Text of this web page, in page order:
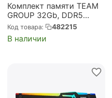
Комплект памяти TEAM
GROUP 32Gb, DDR5
DIMM, 6400MHz, T-Force
Xtreem Black 2 модуля,
51200 Мб/с, CL32, 1.35 В,
Код товара: 482215
В наличии